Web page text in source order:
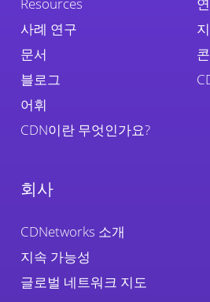
사례 연구
문서
블로그
어휘
CDN이란 무엇인가요?
회사
CDNetworks 소개
지속 가능성
글로벌 네트워크 지도